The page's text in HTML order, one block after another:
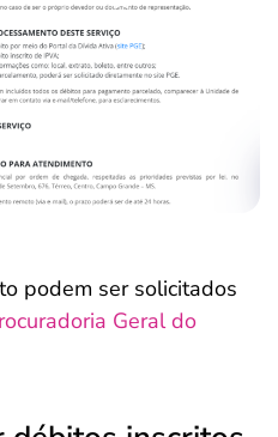
podem ser solicitados
Geral do